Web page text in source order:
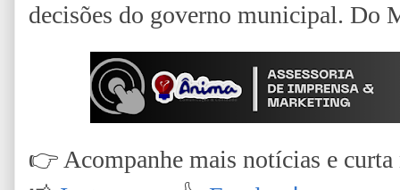
decisões do governo municipal. Do
👉 Acompanhe mais notícias e curta